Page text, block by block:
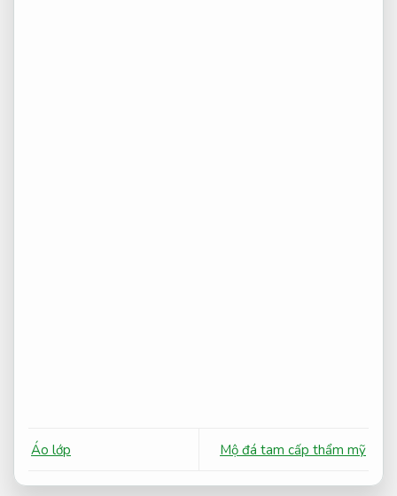
Áo lớp Mộ đá tam cấp thẩm mỹ